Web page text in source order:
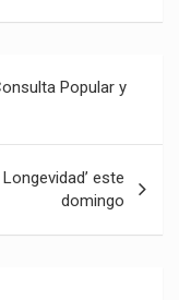
Popular y
este
domingo